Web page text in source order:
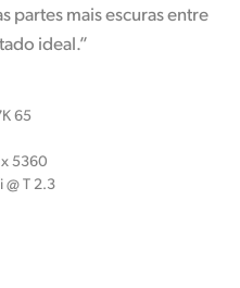
partes mais escuras entre
ideal.”
65
5360
T 2.3